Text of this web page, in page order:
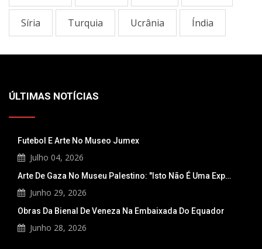
Sí­ria Turquia Ucrânia Índia
ÚLTIMAS NOTÍCIAS
Futebol E Arte No Museo Jumex
Julho 04, 2026
Arte De Gaza No Museu Palestino: "Isto Não É Uma Exp…
Junho 29, 2026
Obras Da Bienal De Veneza Na Embaixada Do Equador
Junho 28, 2026